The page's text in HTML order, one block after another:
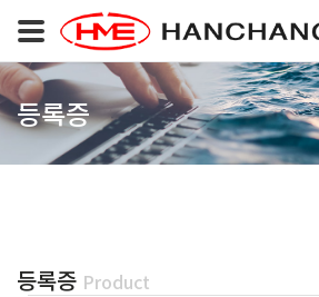
등록증
등록증 Product